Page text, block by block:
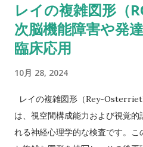
しなきゃいけないから。被験者が
っかり頭に入れることができた
か？ これ（語音整列）を実行す
特に障壁となるかもしれません。
当てはまるならば意味をなさな
と知識のある人ならいい意見が
同じように考えていました。数
コアを示しているような同様の
レイの複雑図形（
次脳機能障害や発
臨床応用
10月 28, 2024
レイの複雑図形（Rey-
は、視空間構成能力および視覚的
れる神経心理学的な検査です。